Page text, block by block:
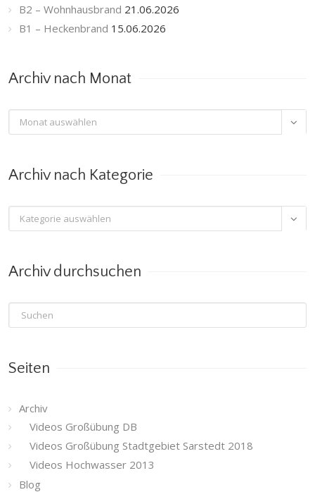
B2 – Wohnhausbrand 21.06.2026
B1 – Heckenbrand 15.06.2026
Archiv nach Monat
Archiv
nach

Archiv nach Kategorie
Archiv
nach

Archiv durchsuchen
Seiten
Archiv
Videos Großübung DB
Videos Großübung Stadtgebiet Sarstedt 2018
Videos Hochwasser 2013
Blog